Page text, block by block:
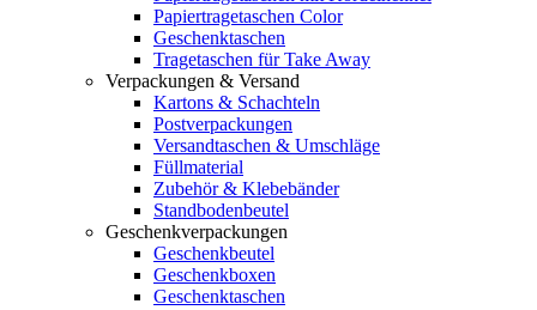
Papiertragetaschen Color
Geschenktaschen
Tragetaschen für Take Away
Verpackungen & Versand
Kartons & Schachteln
Postverpackungen
Versandtaschen & Umschläge
Füllmaterial
Zubehör & Klebebänder
Standbodenbeutel
Geschenkverpackungen
Geschenkbeutel
Geschenkboxen
Geschenktaschen